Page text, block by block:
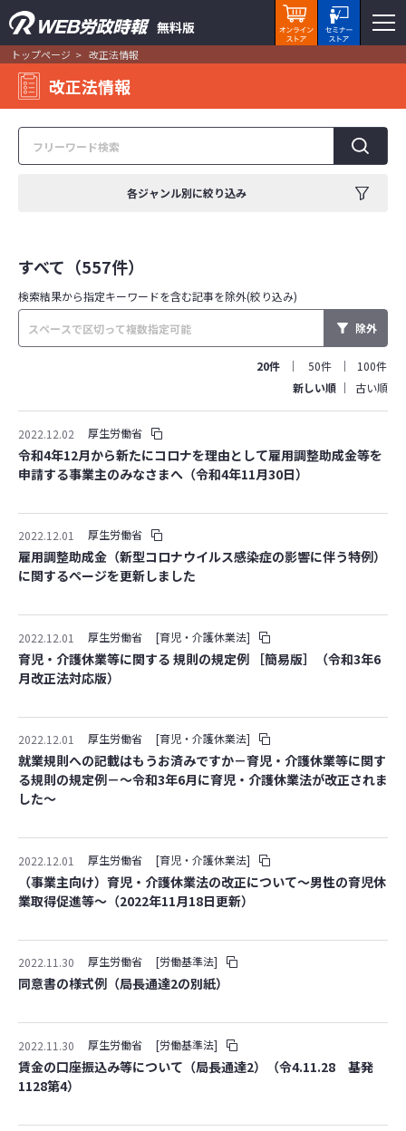
無料版
トップページ 改正法情報
改正法情報
各ジャンル別に絞り込み
すべて（557件）
検索結果から指定キーワードを含む記事を除外(絞り込み)
除外
20件 50件
100件
新しい順
古い順
2022.12.02 厚生労働省
令和4年12月から新たにコロナを理由として雇用調整助成金等を
申請する事業主のみなさまへ（令和4年11月30日）
2022.12.01 厚生労働省
雇用調整助成金（新型コロナウイルス感染症の影響に伴う特例）
に関するページを更新しました
2022.12.01 厚生労働省 [育児・介護休業法]
育児・介護休業等に関する 規則の規定例 ［簡易版］（令和3年6
月改正法対応版）
2022.12.01 厚生労働省 [育児・介護休業法]
就業規則への記載はもうお済みですか－育児・介護休業等に関す
る規則の規定例－～令和3年6月に育児・介護休業法が改正されま
した～
2022.12.01 厚生労働省 [育児・介護休業法]
（事業主向け）育児・介護休業法の改正について～男性の育児休
業取得促進等～（2022年11月18日更新）
2022.11.30 厚生労働省 [労働基準法]
同意書の様式例（局長通達2の別紙）
2022.11.30 厚生労働省 [労働基準法]
賃金の口座振込み等について（局長通達2）（令4.11.28 基発
1128第4）